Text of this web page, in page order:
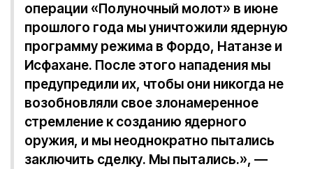
операции «Полуночный молот» в июне
прошлого года мы уничтожили ядерную
программу режима в Фордо, Натанзе и
Исфахане. После этого нападения мы
предупредили их, чтобы они никогда не
возобновляли свое злонамеренное
стремление к созданию ядерного
оружия, и мы неоднократно пытались
заключить сделку. Мы пытались.», —